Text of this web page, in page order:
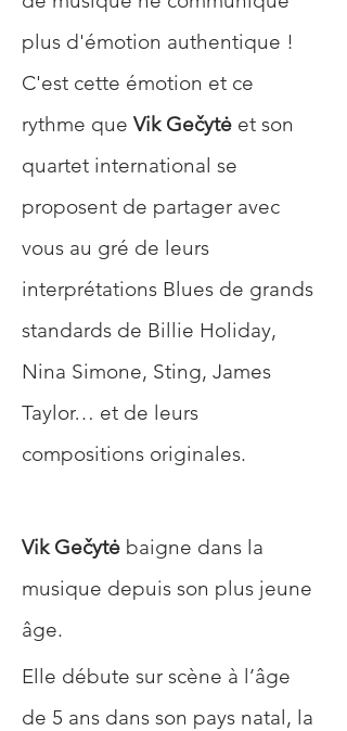
plus d'émotion authentique !
C'est cette émotion et ce
rythme que Vik Gečytė et son
quartet international se
proposent de partager avec
vous au gré de leurs
interprétations Blues de grands
standards de Billie Holiday,
Nina Simone, Sting, James
Taylor… et de leurs
compositions originales.
Vik Gečytė baigne dans la
musique depuis son plus jeune
âge.
Elle débute sur scène à l’âge
de 5 ans dans son pays natal, la